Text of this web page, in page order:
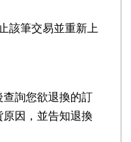
該筆交易並重新上
詢您欲退換的訂
因，並告知退換